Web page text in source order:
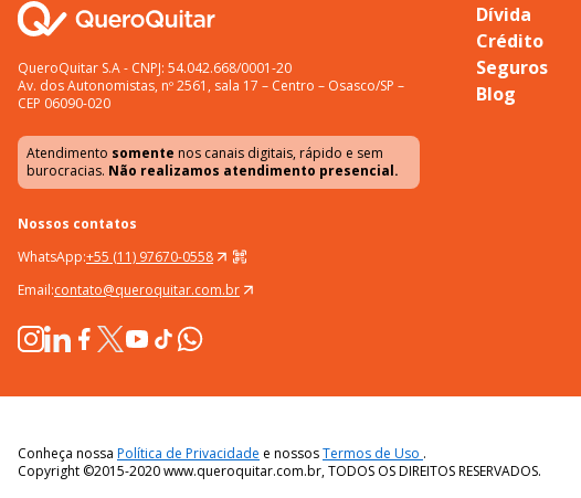
QueroQuitar S.A - CNPJ: 54.042.668/0001-20
Av. dos Autonomistas, nº 2561, sala 17 – Centro – Osasco/SP –
CEP 06090-020
Atendimento somente nos canais digitais, rápido e sem
burocracias. Não realizamos atendimento presencial.
Nossos contatos
WhatsApp:+55 (11) 97670-0558
Email:contato@queroquitar.com.br
Dívida
Crédito
Seguros
Blog
Conheça nossa Política de Privacidade e nossosTermos de Uso .
Copyright ©2015-2020 www.queroquitar.com.br, TODOS OS DIREITOS RESERVADOS.